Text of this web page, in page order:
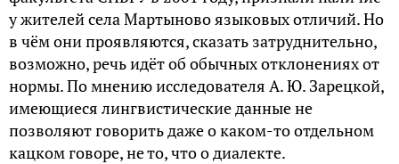
у жителей села Мартыново языковых отличий. Но
в чём они проявляются, сказать затруднительно,
возможно, речь идёт об обычных отклонениях от
нормы. По мнению исследователя А. Ю. Зарецкой,
имеющиеся лингвистические данные не
позволяют говорить даже о каком-то отдельном
кацком говоре, не то, что о диалекте.